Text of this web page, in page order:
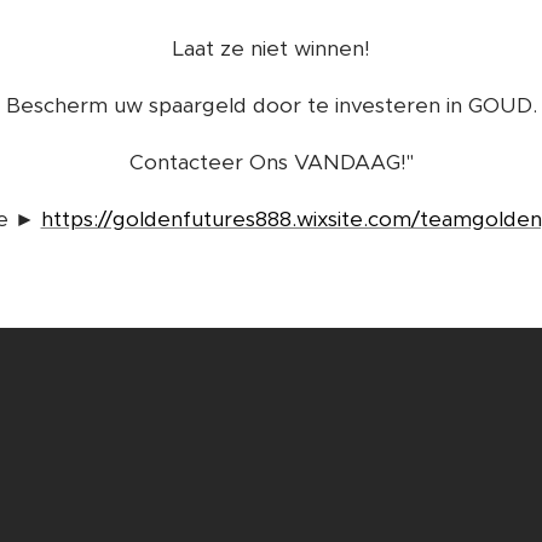
Laat ze niet winnen!
Bescherm uw spaargeld door te investeren in GOUD.
Contacteer Ons VANDAAG!"
► https://goldenfutures888.wixsite.com/